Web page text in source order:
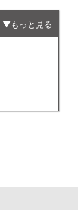
もっと見る